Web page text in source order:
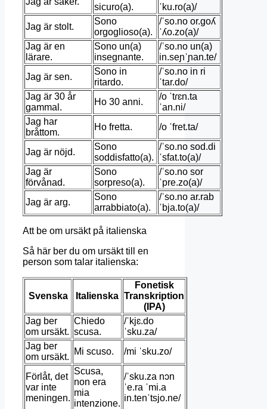
sicuro(a).
ˈku.ro(a)/
Jag är stolt.
Sono
orgoglioso(a).
/ˈso.no or.ɡoʎ
ˈʎo.zo(a)/
Jag är en
lärare.
Sono un(a)
insegnante.
/ˈso.no un(a)
in.seɲˈɲan.te/
Jag är sen.
Sono in
ritardo.
/ˈso.no in ri
ˈtar.do/
Jag är 30 år
gammal.
Ho 30 anni.
/o ˈtɾɛn.ta
ˈan.ni/
Jag har
bråttom.
Ho fretta. /o ˈfret.ta/
Jag är nöjd.
Sono
soddisfatto(a).
/ˈso.no sod.di
ˈsfat.to(a)/
Jag är
förvånad.
Sono
sorpreso(a).
/ˈso.no sor
ˈpre.zo(a)/
Jag är arg.
Sono
arrabbiato(a).
/ˈso.no ar.rab
ˈbja.to(a)/
Att be om ursäkt på italienska
Så här ber du om ursäkt till en
person som talar italienska:
Svenska Italienska
Fonetisk
Transkription
(IPA)
Jag ber
om ursäkt.
Chiedo
scusa.
/ˈkjɛ.do
ˈsku.za/
Jag ber
om ursäkt.
Mi scuso. /mi ˈsku.zo/
Förlåt, det
var inte
meningen.
Scusa,
non era
mia
intenzione.
/ˈsku.za nɔn
ˈe.ra ˈmi.a
in.tenˈtsjo.ne/